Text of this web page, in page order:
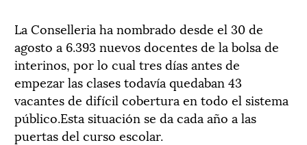
La Conselleria ha nombrado desde el 30 de
agosto a 6.393 nuevos docentes de la bolsa de
interinos, por lo cual tres días antes de
empezar las clases todavía quedaban 43
vacantes de difícil cobertura en todo el sistema
público.Esta situación se da cada año a las
puertas del curso escolar.